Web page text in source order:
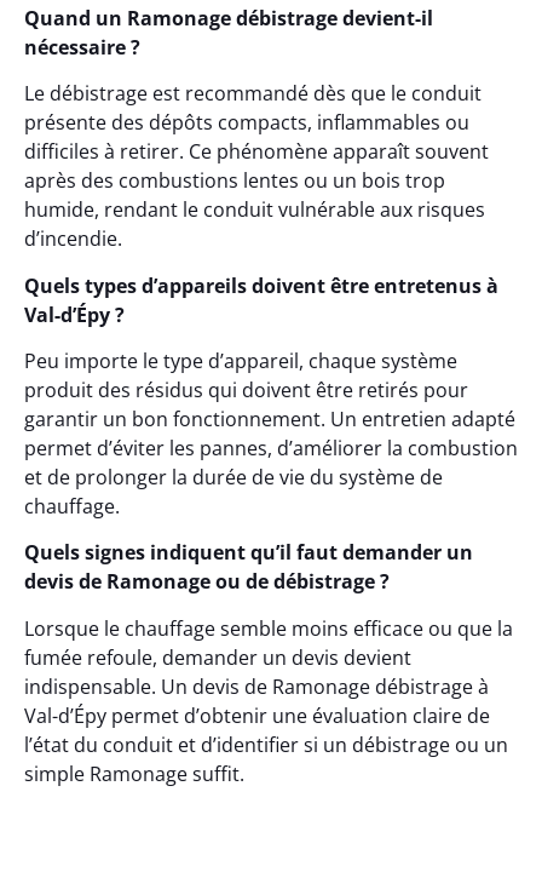
Quand un Ramonage débistrage devient-il
nécessaire ?
Le débistrage est recommandé dès que le conduit
présente des dépôts compacts, inflammables ou
difficiles à retirer. Ce phénomène apparaît souvent
après des combustions lentes ou un bois trop
humide, rendant le conduit vulnérable aux risques
d’incendie.
Quels types d’appareils doivent être entretenus à
Val-d’Épy ?
Peu importe le type d’appareil, chaque système
produit des résidus qui doivent être retirés pour
garantir un bon fonctionnement. Un entretien adapté
permet d’éviter les pannes, d’améliorer la combustion
et de prolonger la durée de vie du système de
chauffage.
Quels signes indiquent qu’il faut demander un
devis de Ramonage ou de débistrage ?
Lorsque le chauffage semble moins efficace ou que la
fumée refoule, demander un devis devient
indispensable. Un devis de Ramonage débistrage à
Val-d’Épy permet d’obtenir une évaluation claire de
l’état du conduit et d’identifier si un débistrage ou un
simple Ramonage suffit.